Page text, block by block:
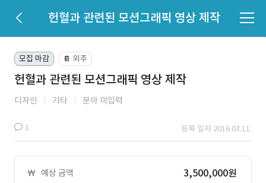
헌혈과 관련된 모션그래픽 영상 제작
모집 마감 📔 외주
헌혈과 관련된 모션그래픽 영상 제작
디자인 기타 분야 미입력
1 등록 일자 2016.03.11.
예상 금액 3,500,000원